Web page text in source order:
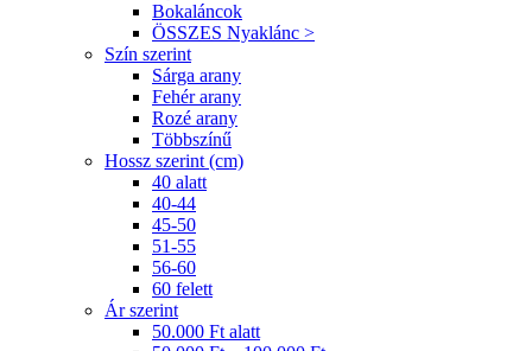
Bokaláncok
ÖSSZES Nyaklánc >
Szín szerint
Sárga arany
Fehér arany
Rozé arany
Többszínű
Hossz szerint (cm)
40 alatt
40-44
45-50
51-55
56-60
60 felett
Ár szerint
50.000 Ft alatt